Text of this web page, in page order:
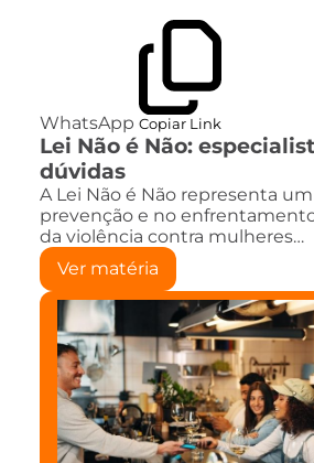
WhatsApp Copiar Link
Lei Não é Não:
dúvidas
A Lei Não é Não representa
prevenção e no
da violência contra mulheres…
Ver matéria